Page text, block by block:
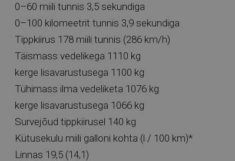
0–60 miili tunnis 3,5 sekundiga
0–100 kilomeetrit tunnis 3,9 sekundiga
Tippkiirus 178 miili tunnis (286 km/h)
Täismass vedelikega 1110 kg
kerge lisavarustusega 1100 kg
Tühimass ilma vedeliketa 1076 kg
kerge lisavarustusega 1066 kg
Survejõud tippkiirusel 140 kg
Kütusekulu miili galloni kohta (l / 100 km)*
Linnas 19,5 (14,1)